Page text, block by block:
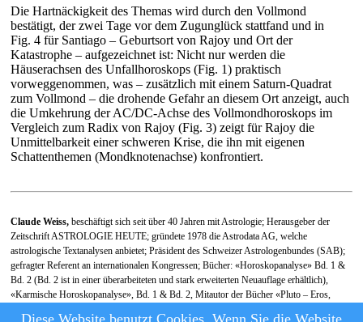
Diese Website benutzt Cookies. Wenn Sie die Website
Die Hartnäckigkeit des Themas wird durch den Vollmond
bestätigt, der zwei Tage vor dem Zugunglück stattfand und in
Fig. 4 für Santiago – Geburtsort von Rajoy und Ort der
Katastrophe – aufgezeichnet ist: Nicht nur werden die
Häuserachsen des Unfallhoroskops (Fig. 1) praktisch
vorweggenommen, was – zusätzlich mit einem Saturn-Quadrat
zum Vollmond – die drohende Gefahr an diesem Ort anzeigt, auch
die Umkehrung der AC/DC-Achse des Vollmondhoroskops im
Vergleich zum Radix von Rajoy (Fig. 3) zeigt für Rajoy die
Unmittelbarkeit einer schweren Krise, die ihn mit eigenen
Schattenthemen (Mondknotenachse) konfrontiert.
Claude Weiss, beschäftigt sich seit über 40 Jahren mit Astrologie; Herausgeber der
Zeitschrift ASTROLOGIE HEUTE; gründete 1978 die Astrodata AG, welche
astrologische Textanalysen anbietet; Präsident des Schweizer Astrologenbundes (SAB);
gefragter Referent an internationalen Kongressen; Bücher: «Horoskopanalyse» Bd. 1 &
Bd. 2 (Bd. 2 ist in einer überarbeiteten und stark erweiterten Neuauflage erhältlich),
«Karmische Horoskopanalyse», Bd. 1 & Bd. 2, Mitautor der Bücher «Pluto – Eros,